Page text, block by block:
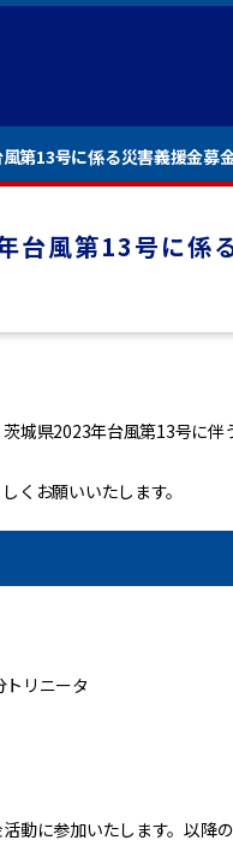
第13号に係る災害義援金募
台風第13号に係
城県2023年台風第13号に
くお願いいたします。
トリニータ
動に参加いたします。以降